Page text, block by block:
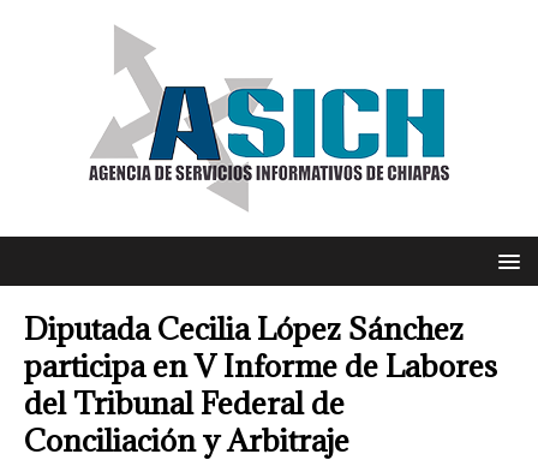
Diputada Cecilia López Sánchez
participa en V Informe de Labores
del Tribunal Federal de
Conciliación y Arbitraje